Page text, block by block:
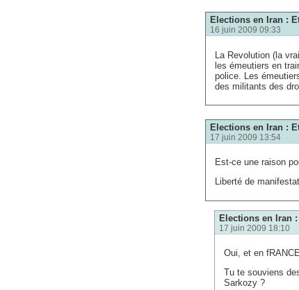
Elections en Iran :
16 juin 2009 09:33
La Revolution (la
les émeutiers en
police. Les
des militants des
Elections en Iran :
17 juin 2009 13:54
Est-ce une raison
Liberté de
Elections en Iran
17 juin 2009 18:10
Oui, et en
Tu te souviens
Sarkozy ?